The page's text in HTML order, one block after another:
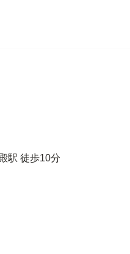
駅 徒歩10分